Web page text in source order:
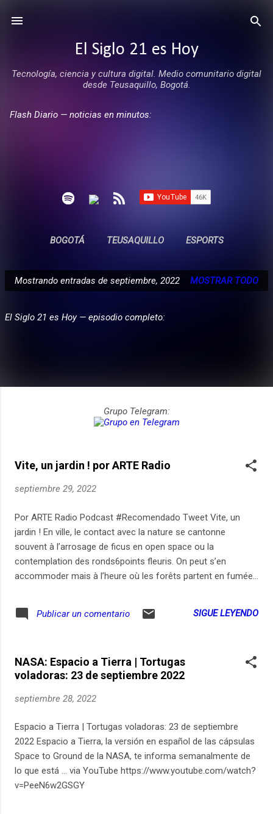
El Siglo 21 es Hoy
Tecnología, ciencia y cultura digital. Medio comunitario digital
desde Teusaquillo, Bogotá.
Flash Diario — noticias en minutos:
BOGOTÁ TEUSAQUILLO ESPORTS
PARTICIPA
E
t
a
Mostrando entradas de septiembre, 2022 MOSTRAR TODO
El Siglo 21 es Hoy — episodio completo:
Grupo Telegram:
Vite, un jardin ! por ARTE Radio
septiembre 29, 2022
Por ARTE Radio Podcast #Recomendado Tweet Vite, un
jardin ! En ville, le contact avec la nature se cantonne
souvent à l’arrosage de ficus en open space ou la
contemplation des ronds6points fleuris. On peut s’en
accommoder mais à l’heure où les forêts partent en fumée
arbres, les plantes, les fleurs, et tout ce qui pousse autour
différence entre un saule et un frêne ? planter des semis?
soigner le mildiou? bichonner un kiwi ? Après un été passé à
regarder la planète en feu, Delphine Saltel entame une série
changer notre relation au monde vivant. Ce seizième
épisode de "Vivons heureux avant la fin du monde" débute
par un rembobinage historique en compagnie de la
géographe Flaminia Paddeu,...
Publicar un comentario SIGUE LEYENDO
NASA: Espacio a Tierra | Tortugas
voladoras: 23 de septiembre 2022
septiembre 28, 2022
Espacio a Tierra | Tortugas voladoras: 23 de septiembre
2022 Espacio a Tierra, la versión en español de las cápsulas
Space to Ground de la NASA, te informa semanalmente de
lo que está ... via YouTube https://www.youtube.com/watch?
v=PeeN6w2GSGY